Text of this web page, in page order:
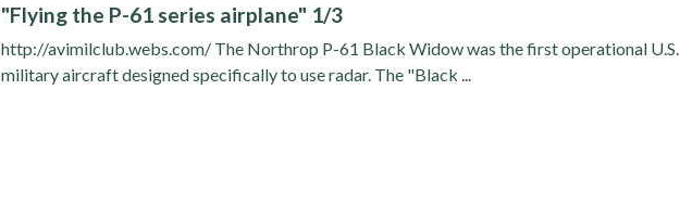
"Flying the P-61 series airplane" 1/3
http://avimilclub.webs.com/ The Northrop P-61 Black Widow was the first operational U.S.
military aircraft designed specifically to use radar. The "Black ...